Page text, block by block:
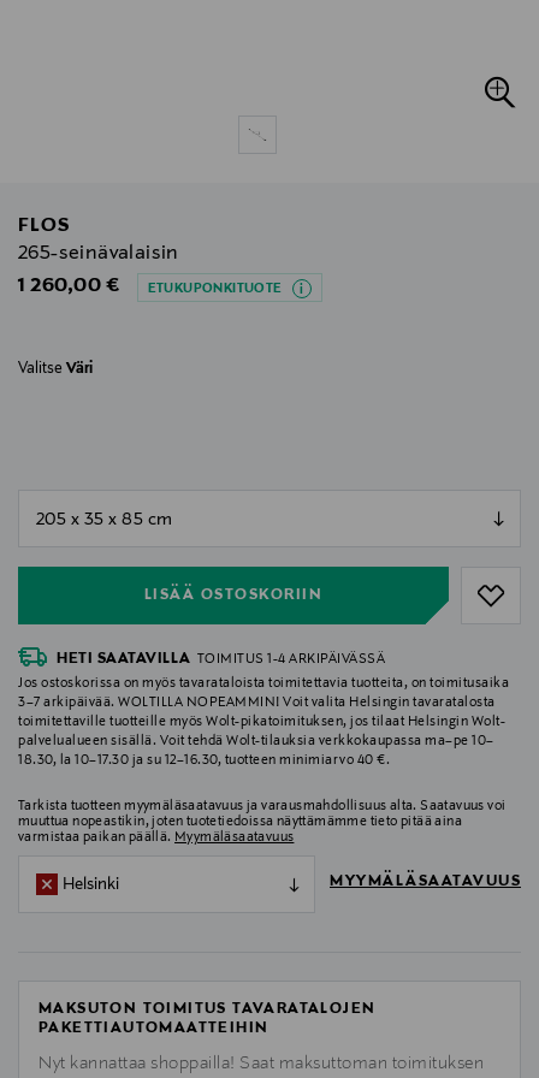
FLOS
265-seinävalaisin
Original Price
1 260,00 € ETUKUPONKITUOTE
Valitse Väri
LISÄÄ OSTOSKORIIN
HETI SAATAVILLA
TOIMITUS 1-4 ARKIPÄIVÄSSÄ
Jos ostoskorissa on myös tavarataloista toimitettavia tuotteita, on toimitusaika
3–7 arkipäivää. WOLTILLA NOPEAMMIN! Voit valita Helsingin tavaratalosta
toimitettaville tuotteille myös Wolt-pikatoimituksen, jos tilaat Helsingin Wolt-
palvelualueen sisällä. Voit tehdä Wolt-tilauksia verkkokaupassa ma–pe 10–
18.30, la 10–17.30 ja su 12–16.30, tuotteen minimiarvo 40 €.
Tarkista tuotteen myymäläsaatavuus ja varausmahdollisuus alta. Saatavuus voi
muuttua nopeastikin, joten tuotetiedoissa näyttämämme tieto pitää aina
varmistaa paikan päällä. Myymäläsaatavuus
Helsinki MYYMÄLÄSAATAVUUS
MAKSUTON TOIMITUS TAVARATALOJEN
PAKETTIAUTOMAATTEIHIN
Nyt kannattaa shoppailla! Saat maksuttoman toimituksen